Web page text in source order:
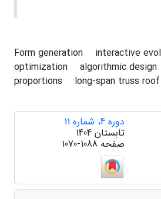
Form generation
interactive
optimization
algorithmic design
proportions
long-span truss roof
دوره 4، شماره 11
تابستان 1404
صفحه 1070-1088